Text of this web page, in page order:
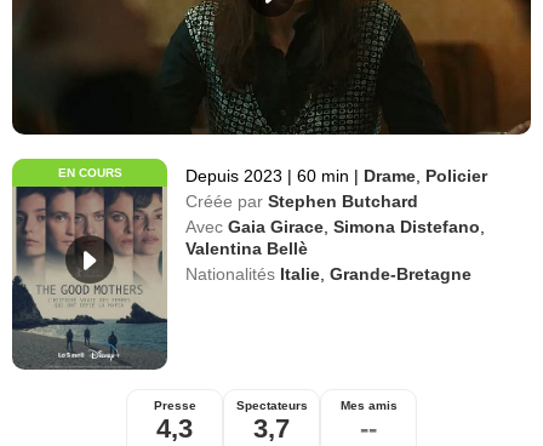
EN COURS Depuis 2023 | 60 min | Drame Policier
Créée par Stephen Butchard
Avec Gaia Girace ,Simona Distefano
Valentina Bellè
Nationalités Italie ,Grande-Bretagne
Presse
4,3
Spectateurs
3,7
Mes amis
--